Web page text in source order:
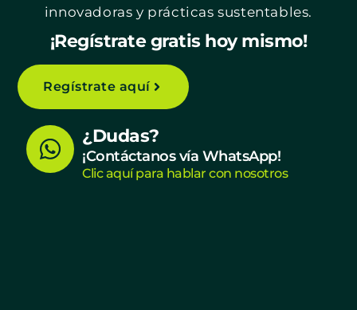
innovadoras y prácticas sustentables.
¡Regístrate gratis hoy mismo!
Regístrate aquí
W
h
¿Dudas?
¡Contáctanos vía WhatsApp!
Clic aquí para hablar con nosotros